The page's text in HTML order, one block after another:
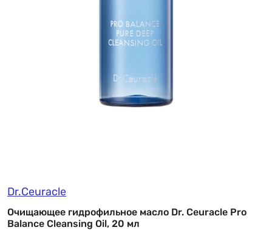
Dr.Ceuracle
Очищающее гидрофильное масло Dr. Ceuracle Pro
Balance Cleansing Oil, 20 мл